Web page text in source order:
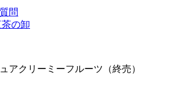
問
の卸
アクリーミーフルーツ（終売）